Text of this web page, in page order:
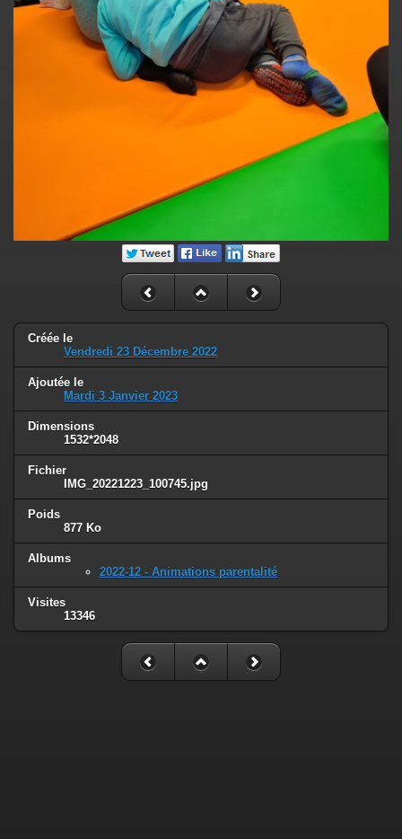
Créée le
Vendredi 23 Décembre 2022
Ajoutée le
Mardi 3 Janvier 2023
Dimensions
1532*2048
Fichier
IMG_20221223_100745.jpg
Poids
877 Ko
Albums
2022-12 - Animations parentalité
Visites
13346